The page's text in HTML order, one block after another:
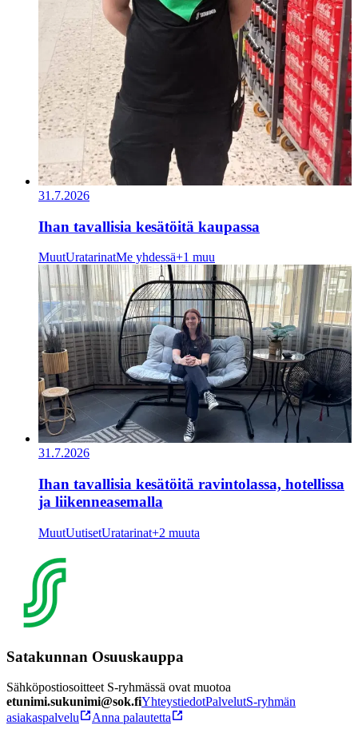
31.7.2026
Ihan tavallisia kesätöitä kaupassa
MuutUratarinatMe yhdessä+1 muu
31.7.2026
Ihan tavallisia kesätöitä ravintolassa, hotellissa
ja liikenneasemalla
MuutUutisetUratarinat+2 muuta
Satakunnan Osuuskauppa
Sähköpostiosoitteet S-ryhmässä ovat muotoa
etunimi.sukunimi@sok.fiYhteystiedotPalvelutS-ryhmän
asiakaspalvelu
Anna palautetta